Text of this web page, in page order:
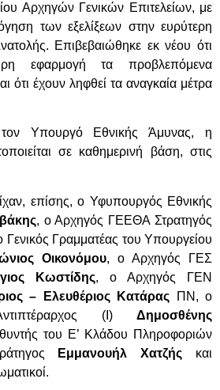
Αρχηγών Γενικών Επιτελείων, με
των εξελίξεων στην ευρύτερη
Επιβεβαιώθηκε εκ νέου ότι
εφαρμογή τα προβλεπόμενα
ότι έχουν ληφθεί τα αναγκαία μέτρα
Υπουργό Εθνικής Άμυνας, η
σε καθημερινή βάση, στις
επίσης, ο Υφυπουργός Εθνικής
, ο Αρχηγός ΓΕΕΘΑ Στρατηγός
Γενικός Γραμματέας του Υπουργείου
Οικονόμου, ο Αρχηγός ΓΕΣ
Κωστίδης, ο Αρχηγός ΓΕΝ
– Ελευθέριος Κατάρας ΠΝ, ο
(Ι) Δημοσθένης
του Ε’ Κλάδου Πληροφοριών
Εμμανουήλ Χατζής και